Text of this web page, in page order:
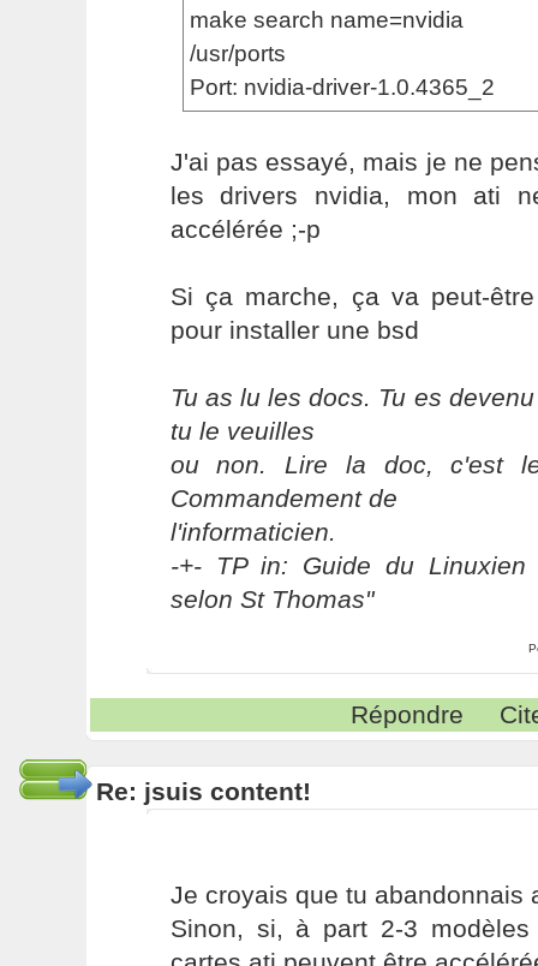
make search name=nvidia
/usr/ports
Port: nvidia-driver-1.0.4365_2
J'ai pas essayé, mais je ne
les drivers nvidia, mon ati
accélérée ;-p
Si ça marche, ça va peut-
pour installer une bsd
Tu as lu les docs. Tu es
tu le veuilles
ou non. Lire la doc, c'est
Commandement de
l'informaticien.
-+- TP in: Guide du Linuxien
selon St Thomas"
Répondre
Re: jsuis content!
Je croyais que tu abandonnais
Sinon, si, à part 2-3